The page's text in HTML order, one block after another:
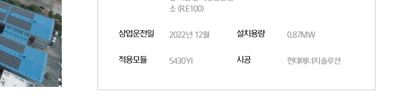
소 (RE100)
상업운전일 2022년 12월 설치용량 0.87MW
적용모듈 S430YI 시공 현대에너지솔루션